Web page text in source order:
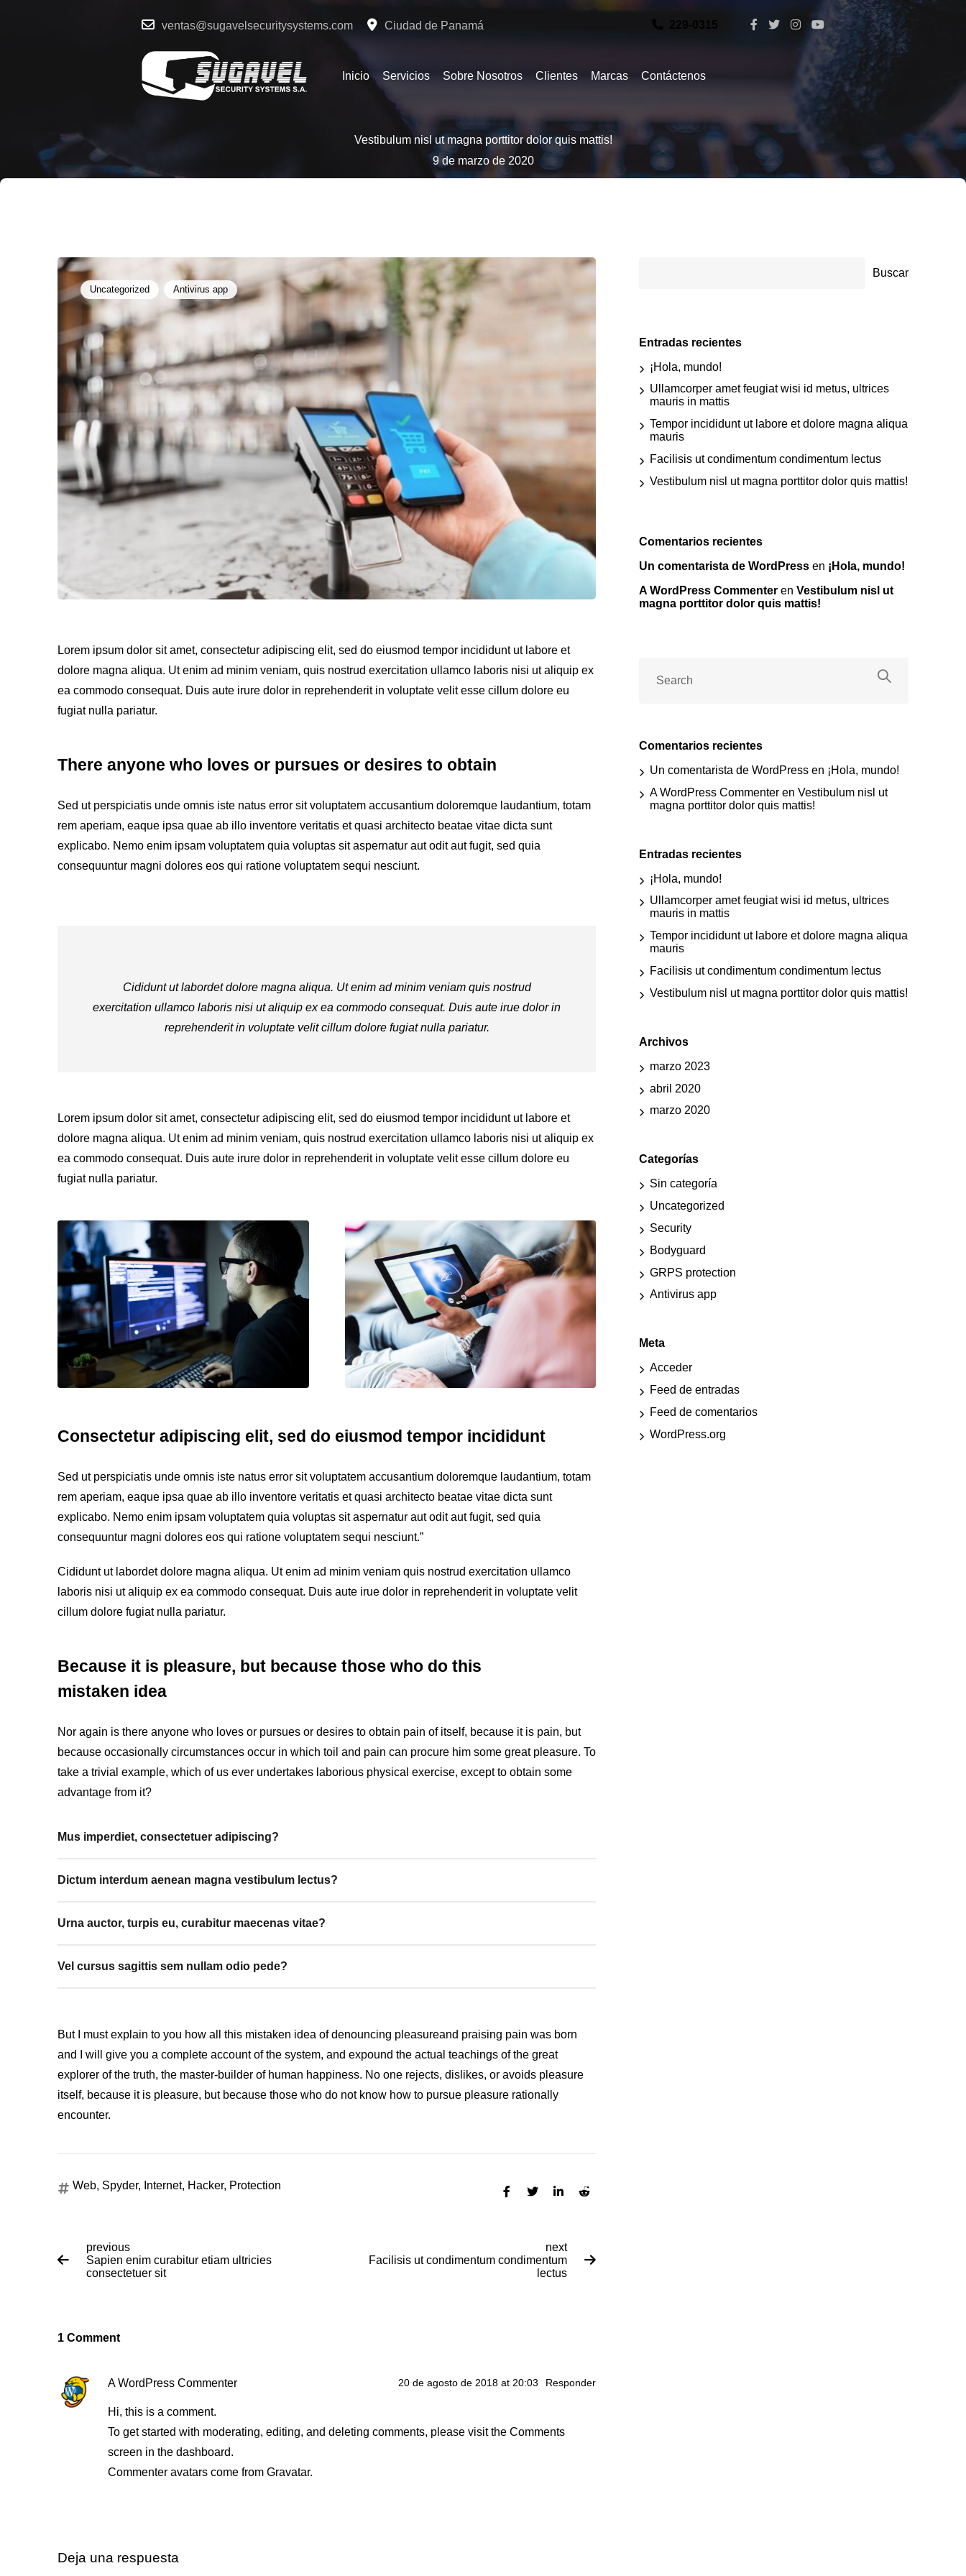
ventas@sugavelsecuritysystems.com Ciudad de Panamá
Inicio Servicios Sobre Nosotros Clientes Marcas Contáctenos
Vestibulum nisl ut magna porttitor dolor quis mattis!
9 de marzo de 2020
Uncategorized Antivirus app
Lorem ipsum dolor sit amet, consectetur adipiscing elit, sed do eiusmod tempor incididunt ut labore et
dolore magna aliqua. Ut enim ad minim veniam, quis nostrud exercitation ullamco laboris nisi ut aliquip ex
ea commodo consequat. Duis aute irure dolor in reprehenderit in voluptate velit esse cillum dolore eu
fugiat nulla pariatur.
There anyone who loves or pursues or desires to obtain
Sed ut perspiciatis unde omnis iste natus error sit voluptatem accusantium doloremque laudantium, totam
rem aperiam, eaque ipsa quae ab illo inventore veritatis et quasi architecto beatae vitae dicta sunt
explicabo. Nemo enim ipsam voluptatem quia voluptas sit aspernatur aut odit aut fugit, sed quia
consequuntur magni dolores eos qui ratione voluptatem sequi nesciunt.
Cididunt ut labordet dolore magna aliqua. Ut enim ad minim veniam quis nostrud
exercitation ullamco laboris nisi ut aliquip ex ea commodo consequat. Duis aute irue dolor in
reprehenderit in voluptate velit cillum dolore fugiat nulla pariatur.
Lorem ipsum dolor sit amet, consectetur adipiscing elit, sed do eiusmod tempor incididunt ut labore et
dolore magna aliqua. Ut enim ad minim veniam, quis nostrud exercitation ullamco laboris nisi ut aliquip ex
ea commodo consequat. Duis aute irure dolor in reprehenderit in voluptate velit esse cillum dolore eu
fugiat nulla pariatur.
Consectetur adipiscing elit, sed do eiusmod tempor incididunt
Sed ut perspiciatis unde omnis iste natus error sit voluptatem accusantium doloremque laudantium, totam
rem aperiam, eaque ipsa quae ab illo inventore veritatis et quasi architecto beatae vitae dicta sunt
explicabo. Nemo enim ipsam voluptatem quia voluptas sit aspernatur aut odit aut fugit, sed quia
consequuntur magni dolores eos qui ratione voluptatem sequi nesciunt.”
Cididunt ut labordet dolore magna aliqua. Ut enim ad minim veniam quis nostrud exercitation ullamco
laboris nisi ut aliquip ex ea commodo consequat. Duis aute irue dolor in reprehenderit in voluptate velit
cillum dolore fugiat nulla pariatur.
Because it is pleasure, but because those who do this
mistaken idea
Nor again is there anyone who loves or pursues or desires to obtain pain of itself, because it is pain, but
because occasionally circumstances occur in which toil and pain can procure him some great pleasure. To
take a trivial example, which of us ever undertakes laborious physical exercise, except to obtain some
advantage from it?
Mus imperdiet, consectetuer adipiscing?
Dictum interdum aenean magna vestibulum lectus?
Urna auctor, turpis eu, curabitur maecenas vitae?
Vel cursus sagittis sem nullam odio pede?
But I must explain to you how all this mistaken idea of denouncing pleasureand praising pain was born
and I will give you a complete account of the system, and expound the actual teachings of the great
explorer of the truth, the master-builder of human happiness. No one rejects, dislikes, or avoids pleasure
itself, because it is pleasure, but because those who do not know how to pursue pleasure rationally
encounter.
Web, Spyder, Internet, Hacker, Protection
previous
Sapien enim curabitur etiam ultricies
consectetuer sit
next
Facilisis ut condimentum condimentum
lectus
1 Comment
A WordPress Commenter Responder
20 de agosto de 2018 at 20:03
Hi, this is a comment.
To get started with moderating, editing, and deleting comments, please visit the Comments
screen in the dashboard.
Commenter avatars come from Gravatar.
Deja una respuesta
Buscar
Entradas recientes
¡Hola, mundo!
Ullamcorper amet feugiat wisi id metus, ultrices
mauris in mattis
Tempor incididunt ut labore et dolore magna aliqua
mauris
Facilisis ut condimentum condimentum lectus
Vestibulum nisl ut magna porttitor dolor quis mattis!
Comentarios recientes
Un comentarista de WordPress en ¡Hola, mundo!
A WordPress Commenter enVestibulum nisl ut
magna porttitor dolor quis mattis!
Comentarios recientes
Un comentarista de WordPress en ¡Hola, mundo!
A WordPress Commenter enVestibulum nisl ut
magna porttitor dolor quis mattis!
Entradas recientes
¡Hola, mundo!
Ullamcorper amet feugiat wisi id metus, ultrices
mauris in mattis
Tempor incididunt ut labore et dolore magna aliqua
mauris
Facilisis ut condimentum condimentum lectus
Vestibulum nisl ut magna porttitor dolor quis mattis!
Archivos
marzo 2023
abril 2020
marzo 2020
Categorías
Sin categoría
Uncategorized
Security
Bodyguard
GRPS protection
Antivirus app
Meta
Acceder
Feed de entradas
Feed de comentarios
WordPress.org